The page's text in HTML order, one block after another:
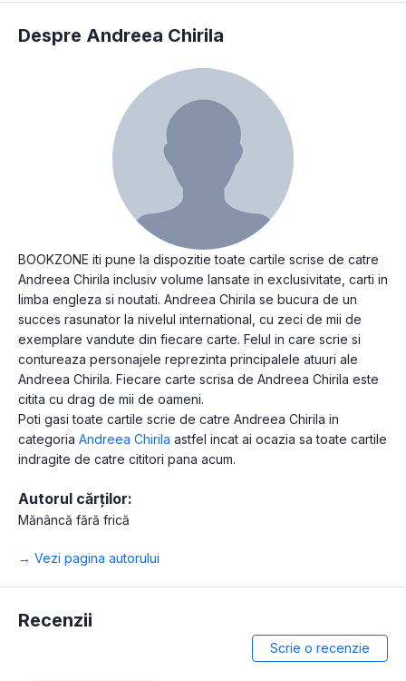
Despre Andreea Chirila
BOOKZONE iti pune la dispozitie toate cartile scrise de catre
Andreea Chirila inclusiv volume lansate in exclusivitate, carti in
limba engleza si noutati. Andreea Chirila se bucura de un
succes rasunator la nivelul international, cu zeci de mii de
exemplare vandute din fiecare carte. Felul in care scrie si
contureaza personajele reprezinta principalele atuuri ale
Andreea Chirila. Fiecare carte scrisa de Andreea Chirila este
citita cu drag de mii de oameni.
Poti gasi toate cartile scrie de catre Andreea Chirila in
categoria Andreea Chirila astfel incat ai ocazia sa toate cartile
indragite de catre cititori pana acum.
Autorul cărților:
Mănâncă fără frică
→ Vezi pagina autorului
Recenzii
Scrie o recenzie